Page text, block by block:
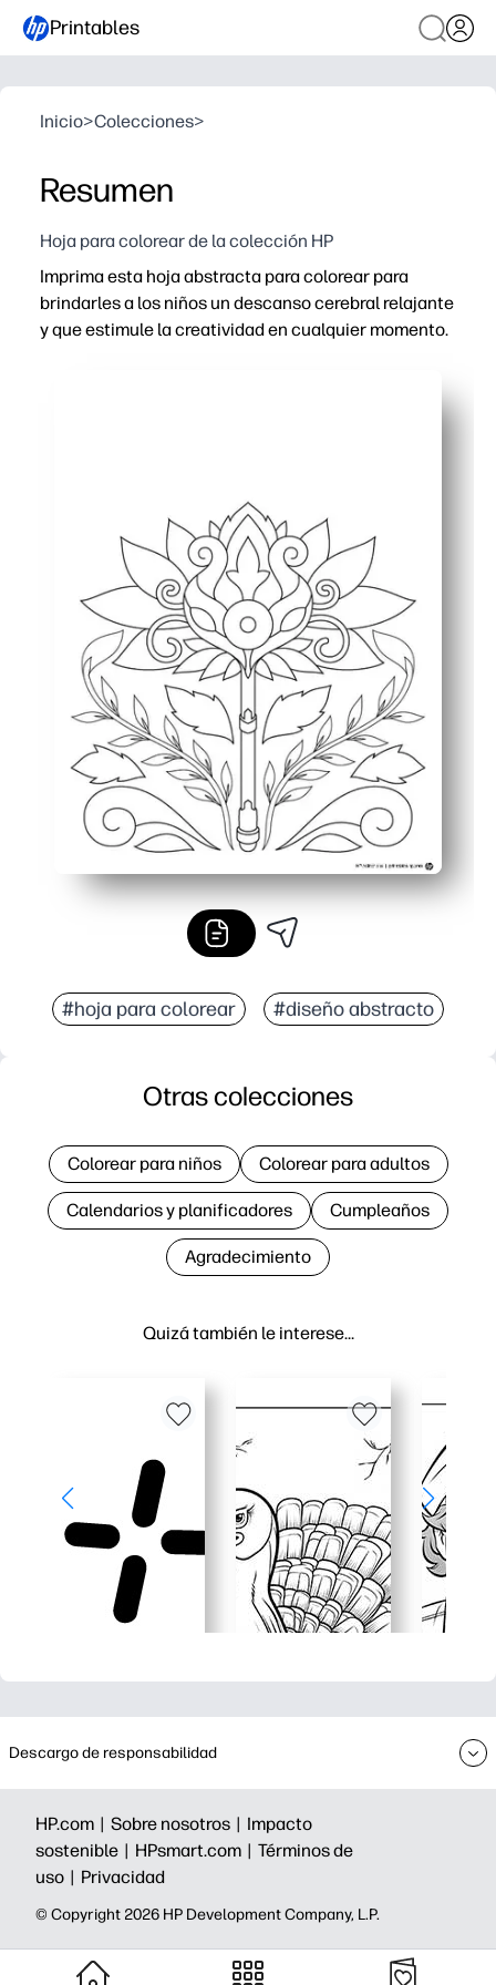
Printables
Inicio>Colecciones>
Resumen
Hoja para colorear de la colección HP
Imprima esta hoja abstracta para colorear para
brindarles a los niños un descanso cerebral relajante
y que estimule la creatividad en cualquier momento.
El diseño abierto despierta la imaginación y la
#hoja para colorear #diseño abstracto
Quizá también le interese…
Otras colecciones
Colorear para niños Colorear para adultos
Calendarios y planificadores Cumpleaños
Agradecimiento
Descargo de responsabilidad
HP.com | Sobre nosotros | Impacto
sostenible | HPsmart.com | Términos de
uso | Privacidad
©️ Copyright 2026 HP Development Company, L.P.